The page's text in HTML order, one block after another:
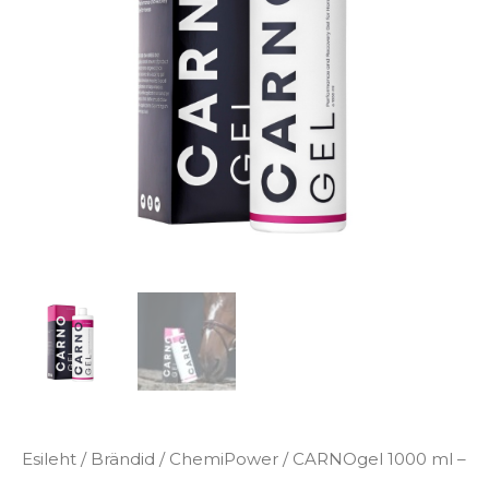
Esileht / Brändid / ChemiPower / CARNOgel 1000 ml –
€124.90. €112.41.